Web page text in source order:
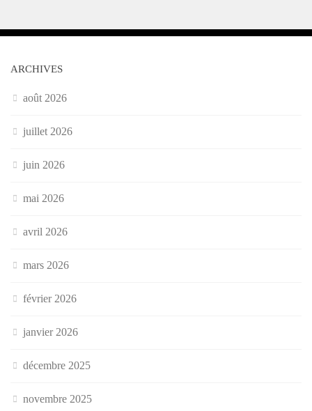
ARCHIVES
août 2026
juillet 2026
juin 2026
mai 2026
avril 2026
mars 2026
février 2026
janvier 2026
décembre 2025
novembre 2025